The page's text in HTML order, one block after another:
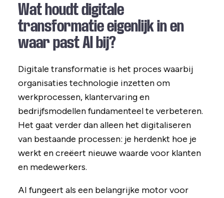
Wat houdt digitale
transformatie eigenlijk in en
waar past AI bij?
Digitale transformatie is het proces waarbij
organisaties technologie inzetten om
werkprocessen, klantervaring en
bedrijfsmodellen fundamenteel te verbeteren.
Het gaat verder dan alleen het digitaliseren
van bestaande processen: je herdenkt hoe je
werkt en creëert nieuwe waarde voor klanten
en medewerkers.
AI fungeert als een belangrijke motor voor